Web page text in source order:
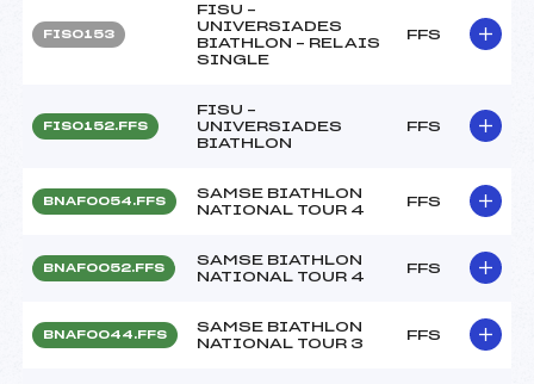
FIS0153
FISU –
UNIVERSIADES
BIATHLON – RELAIS
SINGLE
FFS
FIS0152.FFS
FISU –
UNIVERSIADES
BIATHLON
FFS
BNAF0054.FFS
SAMSE BIATHLON
NATIONAL TOUR 4
FFS
BNAF0052.FFS
SAMSE BIATHLON
NATIONAL TOUR 4
FFS
BNAF0044.FFS
SAMSE BIATHLON
NATIONAL TOUR 3
FFS